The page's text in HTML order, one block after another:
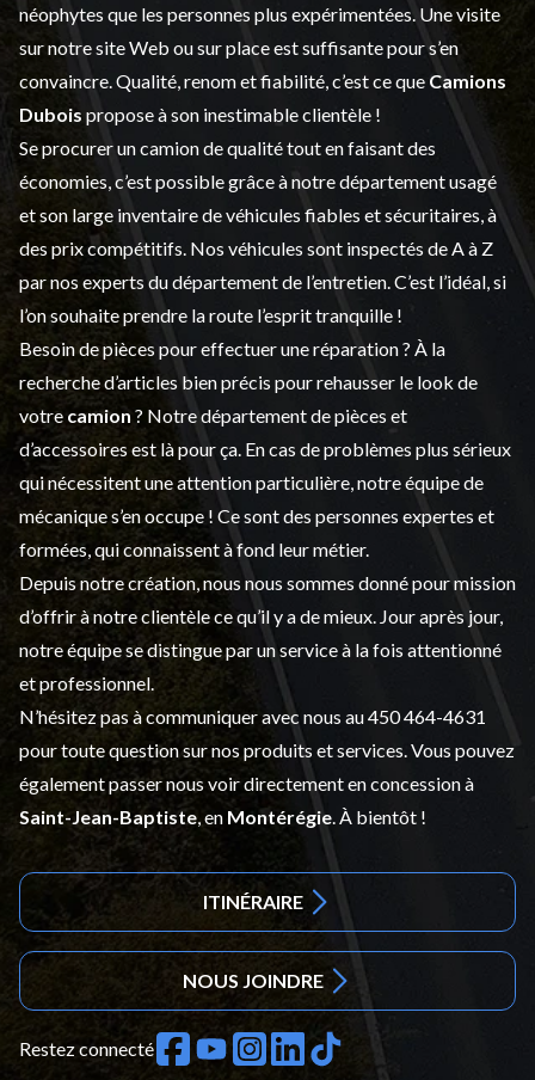
néophytes que les personnes plus expérimentées. Une visite
sur notre site Web ou sur place est suffisante pour s’en
convaincre. Qualité, renom et fiabilité, c’est ce que Camions
Dubois propose à son inestimable clientèle !
Se procurer un camion de qualité tout en faisant des
économies, c’est possible grâce à notredépartement usagé
et son large inventaire de véhicules fiables et sécuritaires, à
des prix compétitifs. Nos véhicules sont inspectés de A à Z
par nos experts du département de l’entretien . C’est l’idéal, si
l’on souhaite prendre la route l’esprit tranquille !
Besoin de pièces pour effectuer une réparation ? À la
recherche d’articles bien précis pour rehausser le look de
votre camion ? Notre département depièces et
d’accessoiresest là pour ça. En cas de problèmes plus sérieux
qui nécessitent une attention particulière, notre équipe de
mécanique s’en occupe ! Ce sont des personnes expertes et
formées, qui connaissent à fond leur métier.
Depuis notre création, nous nous sommes donné pour mission
d’offrir à notre clientèle ce qu’il y a de mieux. Jour après jour,
notre équipe se distingue par un service à la fois attentionné
et professionnel.
N’hésitez pas à communiquer avec nous au450 464-4631
pour toute question sur nos produits et services. Vous pouvez
également passer nous voir directement en concession à
Saint-Jean-Baptiste , en Montérégie . À bientôt !
ITINÉRAIRE
NOUS JOINDRE
Restez connecté